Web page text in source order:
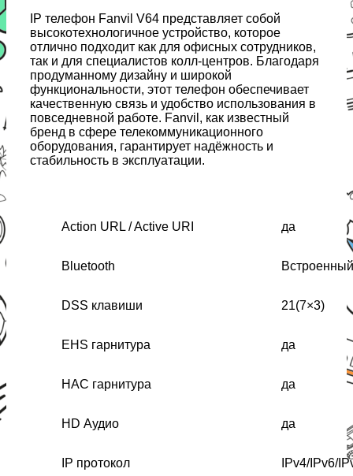
IP телефон Fanvil V64 представляет собой
высокотехнологичное устройство, которое
отлично подходит как для офисных сотрудников,
так и для специалистов колл-центров. Благодаря
продуманному дизайну и широкой
функциональности, этот телефон обеспечивает
качественную связь и удобство использования в
повседневной работе. Fanvil, как известный
бренд в сфере телекоммуникационного
оборудования, гарантирует надёжность и
стабильность в эксплуатации.
Action URL / Active URI да
Bluetooth
DSS клавиши 21(7×3)
EHS гарнитура да
HAC гарнитура да
HD Аудио да
IP протокол IPv4/IPv6/